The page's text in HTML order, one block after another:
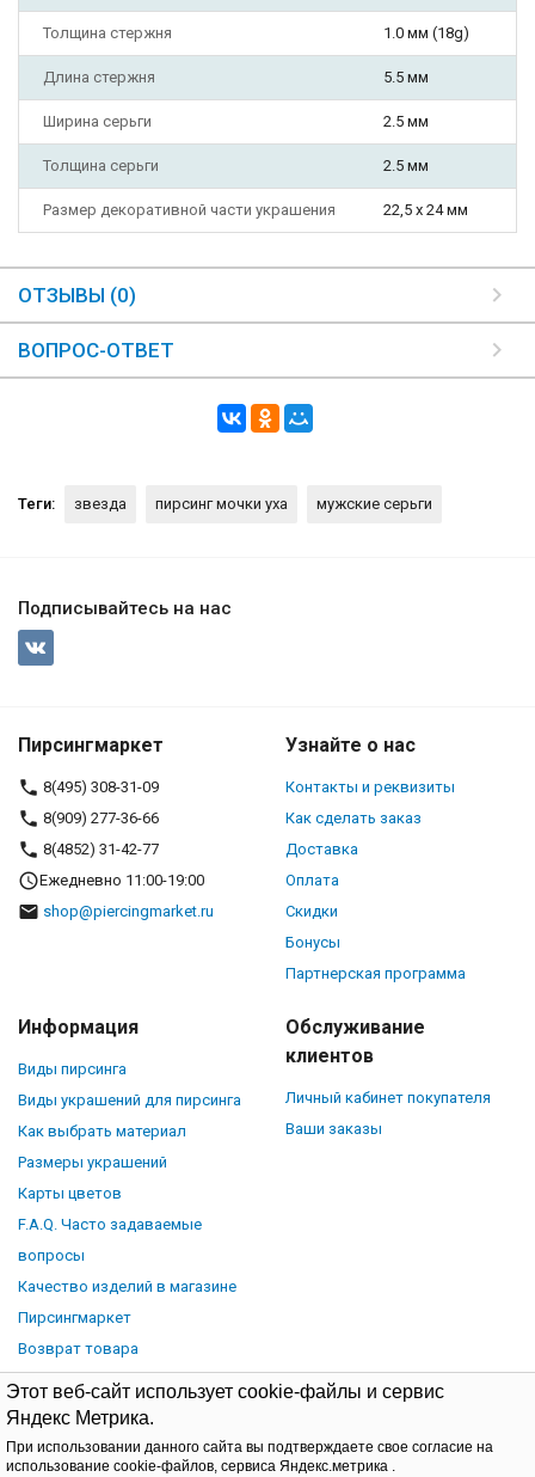
Этот веб-сайт использует cookie-файлы и сервис
Яндекс Метрика.
При использовании данного сайта вы подтверждаете свое согласие на
использование cookie-файлов, сервиса Яндекс.метрика .
Толщина стержня 1.0 мм (18g)
Длина стержня 5.5 мм
Ширина серьги 2.5 мм
Толщина серьги 2.5 мм
Размер декоративной части украшения 22,5 х 24 мм
ОТЗЫВЫ (0)
ВОПРОС-ОТВЕТ
Теги: звезда пирсинг мочки уха мужские серьги
Подписывайтесь на нас
Пирсингмаркет
8(495) 308-31-09
8(909) 277-36-66
8(4852) 31-42-77
Ежедневно 11:00-19:00
shop@piercingmarket.ru
Узнайте о нас
Контакты и реквизиты
Как сделать заказ
Доставка
Оплата
Скидки
Бонусы
Партнерская программа
Информация
Виды пирсинга
Виды украшений для пирсинга
Как выбрать материал
Размеры украшений
Карты цветов
F.A.Q. Часто задаваемые
вопросы
Качество изделий в магазине
Пирсингмаркет
Возврат товара
Обслуживание
клиентов
Личный кабинет покупателя
Ваши заказы
© Piercingmarket.ru, 2026.Политика обработки персональных